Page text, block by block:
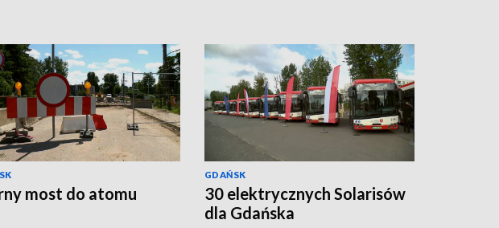
most do atomu
GDAŃSK
30 elektrycznych Solarisów
dla Gdańska